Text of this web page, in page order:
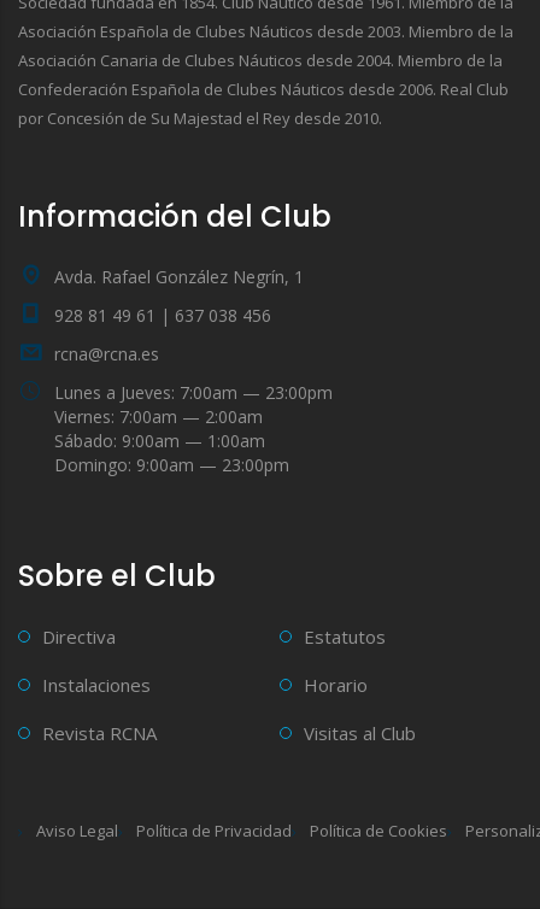
Asociación Española de Clubes Náuticos desde 2003. Miembro de la
Asociación Canaria de Clubes Náuticos desde 2004. Miembro de la
Confederación Española de Clubes Náuticos desde 2006. Real Club
por Concesión de Su Majestad el Rey desde 2010.
Información del Club
Avda. Rafael González Negrín, 1
928 81 49 61 | 637 038 456
rcna@rcna.es
Lunes a Jueves: 7:00am — 23:00pm
Viernes: 7:00am — 2:00am
Sábado: 9:00am — 1:00am
Domingo: 9:00am — 23:00pm
Sobre el Club
Directiva
Estatutos
Instalaciones
Horario
Revista RCNA
Visitas al Club
Aviso Legal Política de Privacidad Política de Cookies